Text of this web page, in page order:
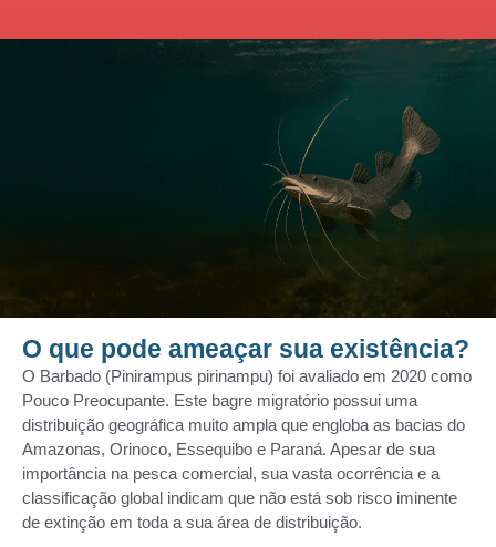
O que pode ameaçar sua existência?
O Barbado (Pinirampus pirinampu) foi avaliado em 2020 como
Pouco Preocupante. Este bagre migratório possui uma
distribuição geográfica muito ampla que engloba as bacias do
Amazonas, Orinoco, Essequibo e Paraná. Apesar de sua
importância na pesca comercial, sua vasta ocorrência e a
classificação global indicam que não está sob risco iminente
de extinção em toda a sua área de distribuição.